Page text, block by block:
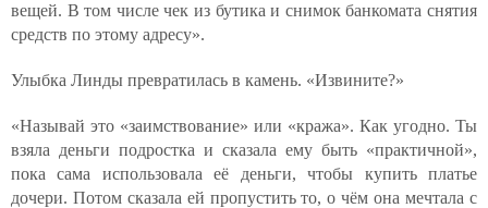
вещей. В том числе чек из бутика и снимок банкомата снятия
средств по этому адресу».
Улыбка Линды превратилась в камень. «Извините?»
«Называй это «заимствование» или «кража». Как угодно. Ты
взяла деньги подростка и сказала ему быть «практичной»,
пока сама использовала её деньги, чтобы купить платье
дочери. Потом сказала ей пропустить то, о чём она мечтала с